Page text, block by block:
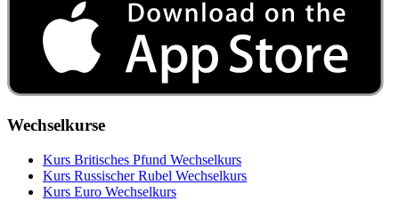
Wechselkurse
Kurs Britisches Pfund Wechselkurs
Kurs Russischer Rubel Wechselkurs
Kurs Euro Wechselkurs